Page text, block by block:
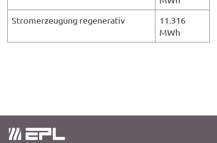
Stromerzeugung regenerativ
11.316
MWh